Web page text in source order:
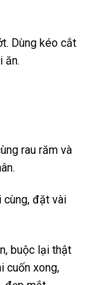
Dùng kéo cắt
ăn.
rau răm và
cùng, đặt vài
buộc lại thật
cuốn xong,